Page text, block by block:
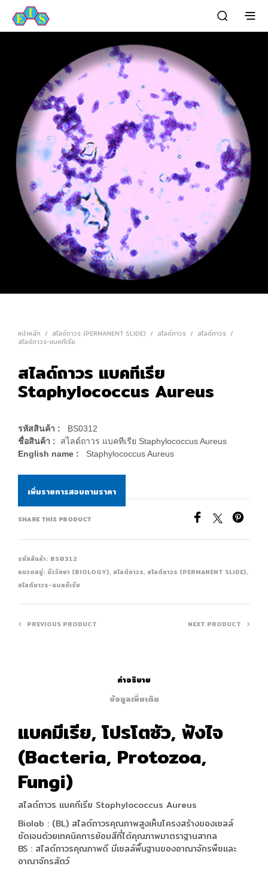
หน้าหลัก / สไลด์ถาวร (PERMANENT SLIDE) / สไลด์ถาวร / สไลด์ถาวร /
สไลด์ถาวร-แบคทีเรีย
สไลด์ถาวร แบคทีเรีย
Staphylococcus Aureus
รหัสสินค้า : BS0312
ชื่อสินค้า : สไลด์ถาวร แบคทีเรีย Staphylococcus Aureus
English name : Staphylococcus Aureus
เพิ่มรายการสอบถามราคา
SHARE THIS PRODUCT
รหัสสินค้า: BS0312
หมวดหมู่: ชีววิทยา (BIOLOGY),สไลด์ถาวร,สไลด์ถาวร (PERMANENT SLIDE),
สไลด์ถาวร-แบคทีเรีย
PREVIOUS PRODUCT NEXT PRODUCT
คำอธิบาย
ข้อมูลเพิ่มเติม
แบคมีเรีย, โปรโตซัว, ฟังไจ
(Bacteria, Protozoa,
Fungi)
สไลด์ถาวร แบคทีเรีย Staphylococcus Aureus
Biolab : (BL) สไลด์ถาวรคุณภาพสูงเห็นโครงสร้างของเซลล์
ชัดเจนด้วยเทคนิคการย้อมสีที่ได้คุณภาพมาตราฐานสากล
BS : สไลด์ถาวรคุณภาพดี มีเซลล์พื้นฐานของอาณาจักรพืชและ
อาณาจักรสัตว์